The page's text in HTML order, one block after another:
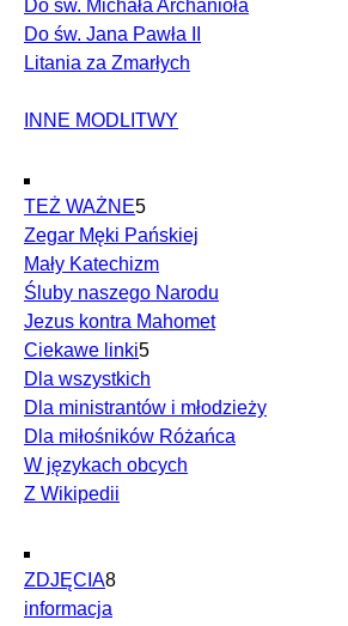
Do św. Michała Archanioła
Do św. Jana Pawła II
Litania za Zmarłych
INNE MODLITWY
TEŻ WAŻNE5
Zegar Męki Pańskiej
Mały Katechizm
Śluby naszego Narodu
Jezus kontra Mahomet
Ciekawe linki5
Dla wszystkich
Dla ministrantów i młodzieży
Dla miłośników Różańca
W językach obcych
Z Wikipedii
ZDJĘCIA8
informacja